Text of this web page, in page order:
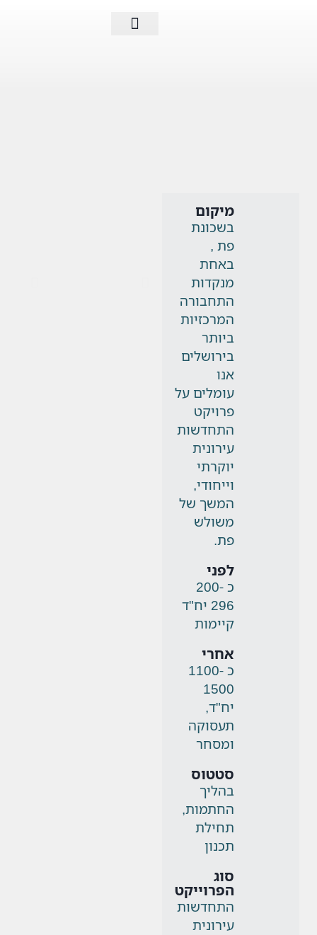
מיקום
בשכונת
פת ,
באחת
מנקדות
התחבורה
המרכזיות
ביותר
בירושלים
אנו
עומלים על
פרויקט
התחדשות
עירונית
יוקרתי
וייחודי,
המשך של
משולש
פת.
לפני
כ 200-
296 יח"ד
קיימות
אחרי
כ 1100-
1500
יח"ד,
תעסוקה
ומסחר
סטטוס
בהליך
החתמות,
תחילת
תכנון
סוג
הפרוייקט
התחדשות
עירונית